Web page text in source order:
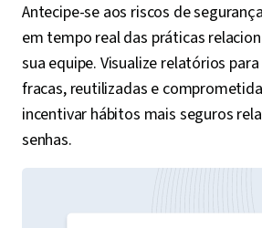
Antecipe-se aos riscos de
em tempo real das práticas
sua equipe. Visualize relatórios
fracas, reutilizadas e
incentivar hábitos mais seguros
senhas.